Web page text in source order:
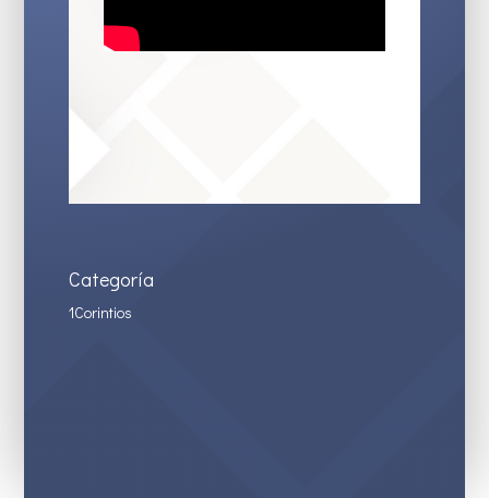
Categoría
1Corintios